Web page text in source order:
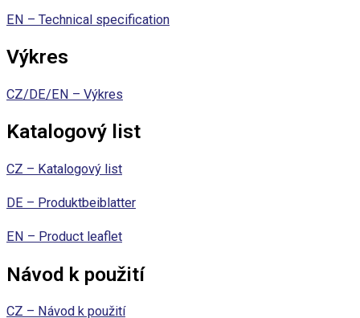
EN – Technical specification
Výkres
CZ/DE/EN – Výkres
Katalogový list
CZ – Katalogový list
DE – Produktbeiblatter
EN – Product leaflet
Návod k použití
CZ – Návod k použití